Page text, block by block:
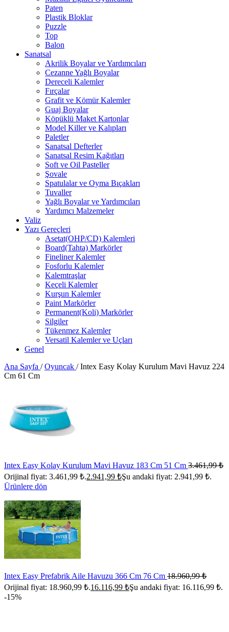
Paten
Plastik Bloklar
Puzzle
Top
Balon
Sanatsal
Akrilik Boyalar ve Yardımcıları
Cezanne Yağlı Boyalar
Dereceli Kalemler
Fırçalar
Grafit ve Kömür Kalemler
Guaj Boyalar
Köpüklü Maket Kartonlar
Model Killer ve Kalıpları
Paletler
Sanatsal Defterler
Sanatsal Resim Kağıtları
Soft ve Oil Pasteller
Şovale
Spatulalar ve Oyma Bıçakları
Tuvaller
Yağlı Boyalar ve Yardımcıları
Yardımcı Malzemeler
Valiz
Yazı Gereçleri
Asetat(OHP/CD) Kalemleri
Board(Tahta) Markörler
Fineliner Kalemler
Fosforlu Kalemler
Kalemtraşlar
Keçeli Kalemler
Kurşun Kalemler
Paint Markörler
Permanent(Koli) Markörler
Silgiler
Tükenmez Kalemler
Versatil Kalemler ve Uçları
Genel
Ana Sayfa / Oyuncak / Intex Easy Kolay Kurulum Mavi Havuz 224
Cm 61 Cm
Intex Easy Kolay Kurulum Mavi Havuz 183 Cm 51 Cm 3.461,99₺
Orijinal fiyat: 3.461,99 ₺.2.941,99 ₺Şu andaki fiyat: 2.941,99 ₺.
Ürünlere dön
Intex Easy Prefabrik Aile Havuzu 366 Cm 76 Cm 18.960,99₺
Orijinal fiyat: 18.960,99 ₺.16.116,99 ₺Şu andaki fiyat: 16.116,99 ₺.
-15%